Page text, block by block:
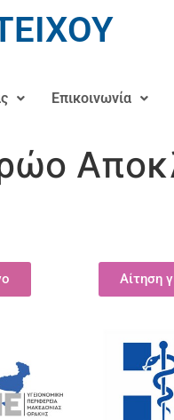
Επικοινωνία
Αίτηση